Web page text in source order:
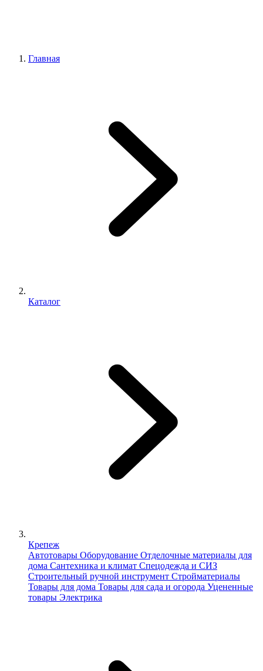
Главная
Каталог
Крепеж
Автотовары Оборудование Отделочные материалы для
дома Сантехника и климат Спецодежда и СИЗ
Строительный ручной инструмент Стройматериалы
Товары для дома Товары для сада и огорода Уцененные
товары Электрика